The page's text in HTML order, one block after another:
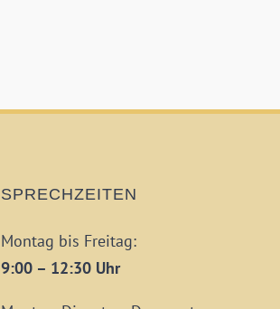
SPRECHZEITEN
Montag bis Freitag:
9:00 – 12:30 Uhr